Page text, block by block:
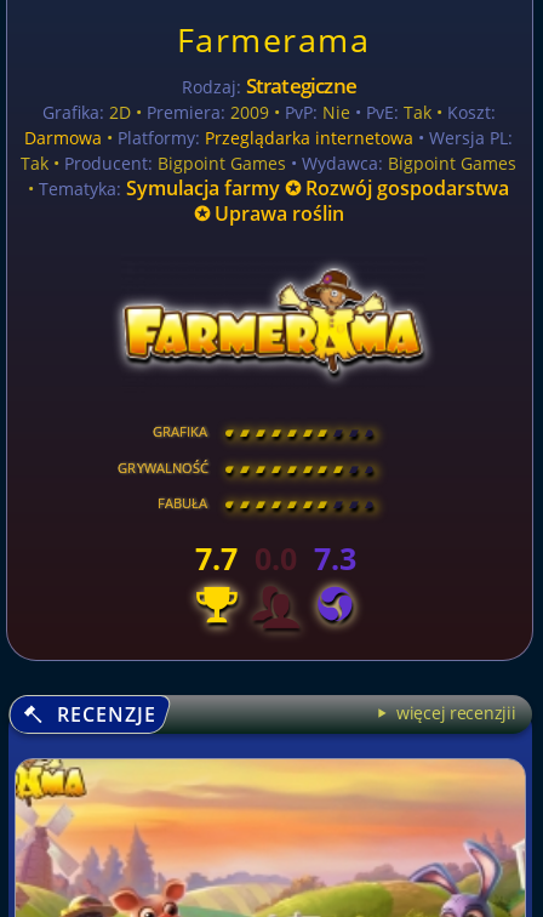
Farmerama
Rodzaj: Strategiczne
Grafika: 2D • Premiera: 2009 • PvP: Nie • PvE: Tak • Koszt:
Darmowa • Platformy: Przeglądarka internetowa • Wersja PL:
Tak • Producent: Bigpoint Games • Wydawca: Bigpoint Games
•Tematyka: Symulacja farmy ✪ Rozwój gospodarstwa
✪ Uprawa roślin
GRAFIKA [ \ \ \ \ \ \ \ \ ]
GRYWALNOŚĆ [ \ \ \ \ \ \ \ \ ]
FABUŁA [ \ \ \ \ \ \ \ \ ]
7.7 0.0 7.3
RECENZJE więcej recenzjii